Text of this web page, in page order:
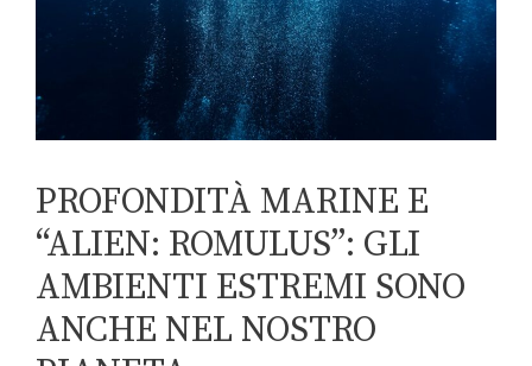
PROFONDITÀ MARINE E
“ALIEN: ROMULUS”: GLI
AMBIENTI ESTREMI SONO
ANCHE NEL NOSTRO